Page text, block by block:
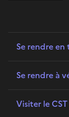
Se rendre
Se rendre à
Visiter le CST